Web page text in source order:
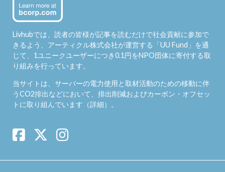
Livhubでは、読者の皆様が記事を読むだけで社会貢献に参加で
きるよう、アーティクル株式会社が運営する「UU Fund 」を通
じて、1ユニークユーザーにつき0.1円をNPO団体に寄付する取
り組みを行っています。
当サイトは、サーバーの電力使用と取材活動のための移動に伴
うCO2排出などにおいて、排出削減およびカーボン・オフセッ
トに取り組んでいます（詳細）。